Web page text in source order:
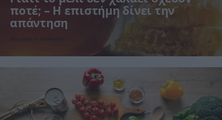
ποτέ; – Η επιστήμη δίνει την
απάντηση
Πώς πρέπει να αποθηκεύεται